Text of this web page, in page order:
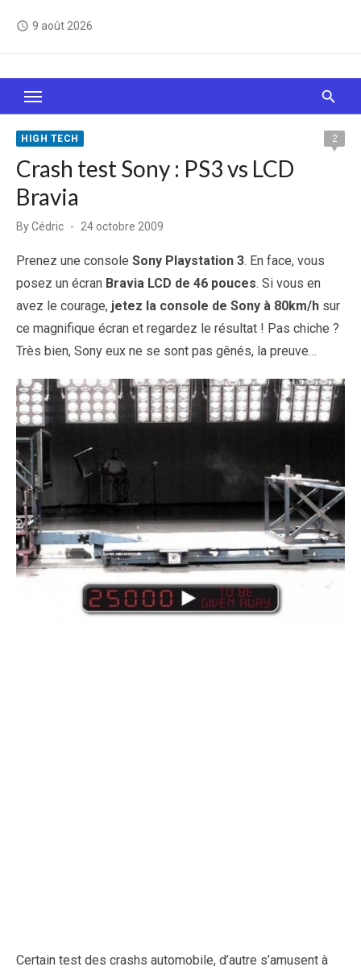
access_time 9 août 2026
Le Web, c'est comme une boîte de chocolats… On
sait jamais sur quoi on va tomber !
HIGH TECH 2
Crash test Sony : PS3 vs LCD
Bravia
ByCédric
Posted
24 octobre 2009
Prenez une console Sony Playstation 3. En face, vous
posez un écran Bravia LCD de 46 pouces. Si vous en
avez le courage, jetez la console de Sony à 80km/h sur
ce magnifique écran et regardez le résultat ! Pas chiche ?
Très bien, Sony eux ne se sont pas gênés, la preuve…
Certain test des crashs automobile, d’autre s’amusent à